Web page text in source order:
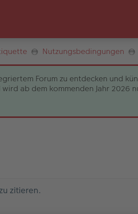
Nutzungsbedingungen
Forum zu entdecken und
ab dem kommenden Jahr
zitieren.